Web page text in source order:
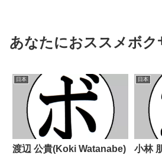
あなたにおススメボク
日本
渡辺 公貴(Koki Watanabe)
日本
小林